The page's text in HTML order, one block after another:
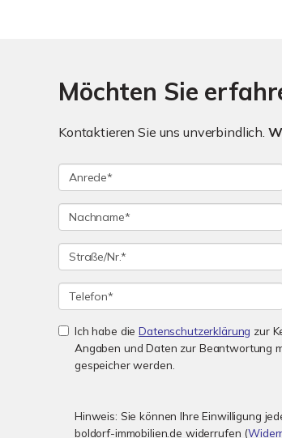
Möchten Sie
Kontaktieren Sie uns unverbindlich.
Ich habe dieDatenschutzerklärung zur
Angaben und Daten zur Beantwortung
gespeicher werden.
Hinweis: Sie können Ihre Einwilligung
boldorf-immobilien.de widerrufen (